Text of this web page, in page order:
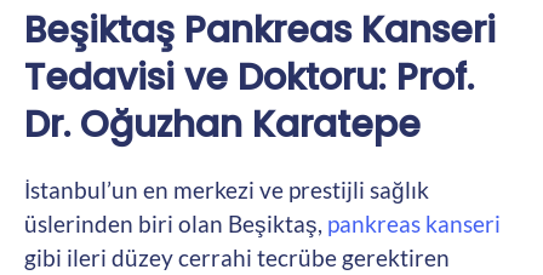
Beşiktaş Pankreas Kanseri
Tedavisi ve Doktoru: Prof.
Dr. Oğuzhan Karatepe
İstanbul’un en merkezi ve prestijli sağlık
üslerinden biri olan Beşiktaş, pankreas kanseri
gibi ileri düzey cerrahi tecrübe gerektiren